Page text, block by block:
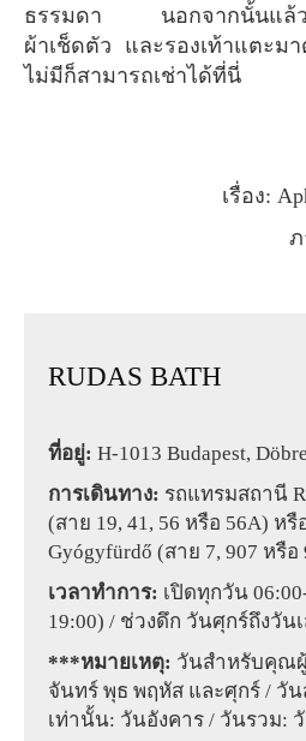
ธรรมดา นอกจากนั้นแล้ว
ผ้าเช็ดตัว และรองเท้าแตะม
ไม่มีก็สามารถเช่าได้ที่นี่
เรื่อง:
RUDAS BATH
ที่อยู่: H-1013 Budapest,
การเดินทาง: รถแทรมสถานี
(สาย 19, 41, 56 หรือ 56A) ห
Gyógyfürdő (สาย 7, 907 หรือ
เวลาทำการ: เปิดทุกวัน
19:00) / ช่วงดึก วันศุกร์ถึงวัน
***หมายเหตุ: วันสำหรับคุณ
จันทร์ พุธ พฤหัส และศุกร์ / วั
เท่านั้น: วันอังคาร / วันรวม: